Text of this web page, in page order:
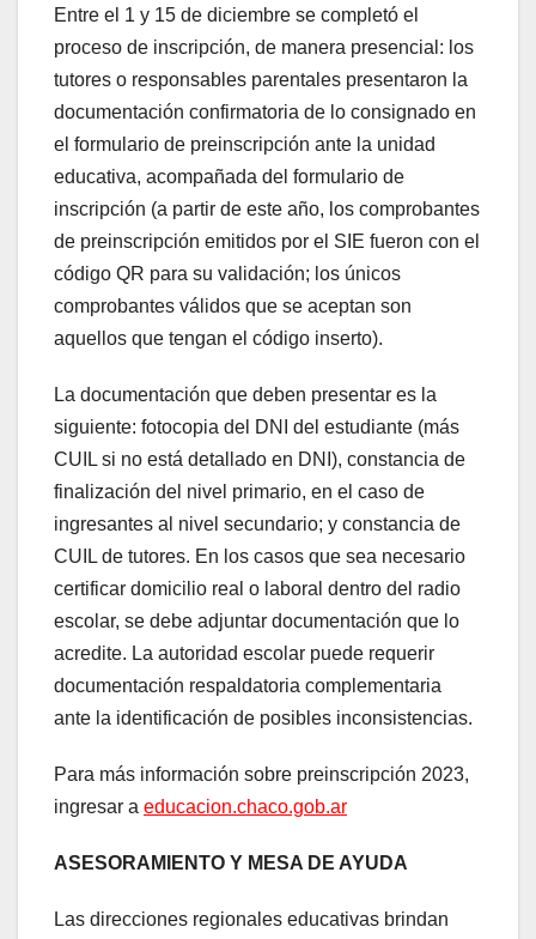
Entre el 1 y 15 de diciembre se completó el
proceso de inscripción, de manera presencial: los
tutores o responsables parentales presentaron la
documentación confirmatoria de lo consignado en
el formulario de preinscripción ante la unidad
educativa, acompañada del formulario de
inscripción (a partir de este año, los comprobantes
de preinscripción emitidos por el SIE fueron con el
código QR para su validación; los únicos
comprobantes válidos que se aceptan son
aquellos que tengan el código inserto).
La documentación que deben presentar es la
siguiente: fotocopia del DNI del estudiante (más
CUIL si no está detallado en DNI), constancia de
finalización del nivel primario, en el caso de
ingresantes al nivel secundario; y constancia de
CUIL de tutores. En los casos que sea necesario
certificar domicilio real o laboral dentro del radio
escolar, se debe adjuntar documentación que lo
acredite. La autoridad escolar puede requerir
documentación respaldatoria complementaria
ante la identificación de posibles inconsistencias.
Para más información sobre preinscripción 2023,
ingresar a educacion.chaco.gob.ar
ASESORAMIENTO Y MESA DE AYUDA
Las direcciones regionales educativas brindan